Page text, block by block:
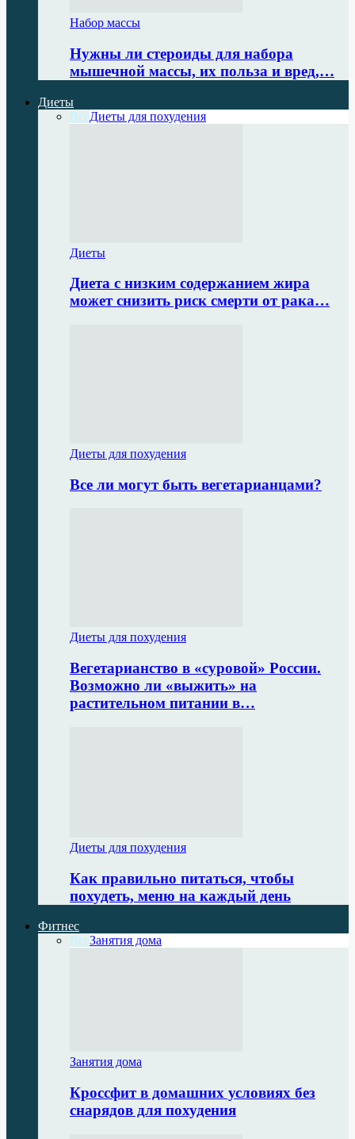
Набор массы
Нужны ли стероиды для набора
мышечной массы, их польза и вред,…
Диеты
ВсеДиеты для похудения
Диеты
Диета с низким содержанием жира
может снизить риск смерти от рака…
Диеты для похудения
Все ли могут быть вегетарианцами?
Диеты для похудения
Вегетарианство в «суровой» России.
Возможно ли «выжить» на
растительном питании в…
Диеты для похудения
Как правильно питаться, чтобы
похудеть, меню на каждый день
Фитнес
ВсеЗанятия дома
Занятия дома
Кроссфит в домашних условиях без
снарядов для похудения